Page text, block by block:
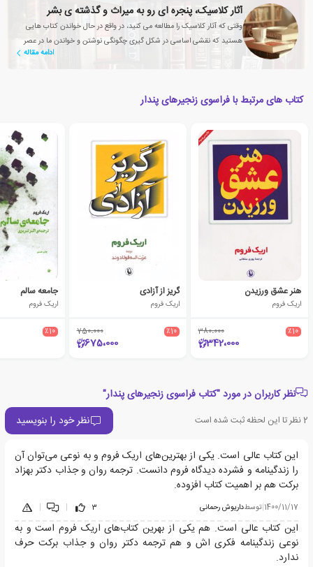
آثار کلاسیک، پنجره ای رو به میراث و گذشته ی بشر
وقتی که آثار کلاسیک را مطالعه می کنید، در واقع در حال خواندن کتاب هایی
هستید که نقشی اساسی در شکل گیری چگونگی نوشتن و خواندن ما در عصر
ادامه مقاله
کتاب های مرتبط با فراسوی زنجیرهای پندار
هنر عشق ورزیدن
اریک فروم
٪10 380،000
342،000
گریز از آزادی
اریک فروم
٪10 750،000
675،000
جامعه سالم
اریک فروم
٪10
نظر کاربران در مورد "کتاب فراسوی زنجیرهای پندار"
2نظر تا این لحظه ثبت شده است نظر خود را بنویسید
این کتاب عالی است. یکی از بهترین‌های اریک فروم و بە نوعی می‌توان آن
را زندگینامە و فشردە دیدگاه فروم دانست. ترجمە روان و جذاب دکتر بهزاد
برکت هم بر اهمیت کتاب افزودە.
1400/11/17
|توسطداریوش رحمانی 3
|
|
این کتاب عالی است. هم یکی از بهرین کتاب‌های اریک فروم است و بە
نوعی زندگینامه فکری اش و هم ترجمە دکتر روان و جذاب برکت حرف
ندارد.